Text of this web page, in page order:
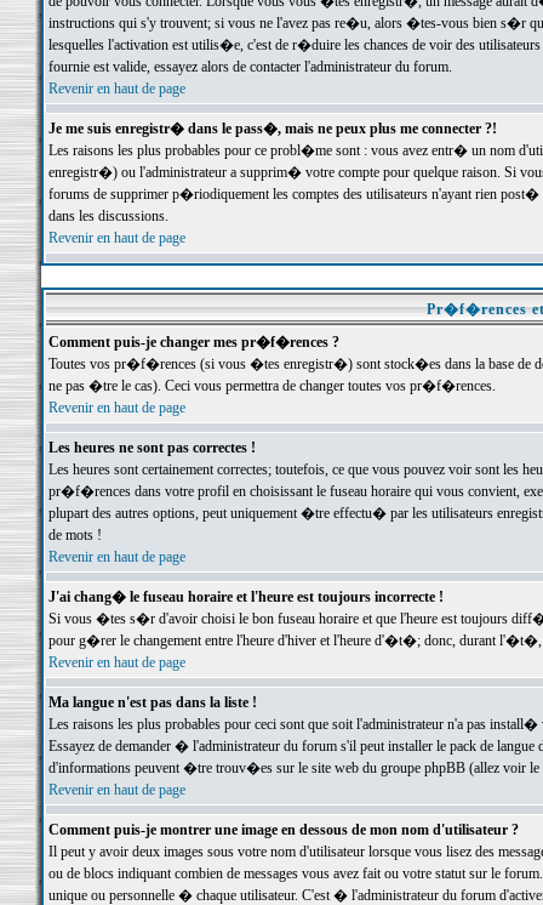
instructions qui s'y trouvent; si vous ne l'avez pas re�u, alors �tes-vous bien s�r
lesquelles l'activation est utilis�e, c'est de r�duire les chances de voir des
fournie est valide, essayez alors de contacter l'administrateur du forum.
Revenir en haut de page
Je me suis enregistr� dans le pass�, mais ne peux plus me connecter ?!
Les raisons les plus probables pour ce probl�me sont : vous avez entr� un nom
enregistr�) ou l'administrateur a supprim� votre compte pour quelque raison. Si
forums de supprimer p�riodiquement les comptes des utilisateurs n'ayant rien
dans les discussions.
Revenir en haut de page
Pr�f�rences
Comment puis-je changer mes pr�f�rences ?
Toutes vos pr�f�rences (si vous �tes enregistr�) sont stock�es dans la base de
ne pas �tre le cas). Ceci vous permettra de changer toutes vos pr�f�rences.
Revenir en haut de page
Les heures ne sont pas correctes !
Les heures sont certainement correctes; toutefois, ce que vous pouvez voir sont
pr�f�rences dans votre profil en choisissant le fuseau horaire qui vous convient,
plupart des autres options, peut uniquement �tre effectu� par les utilisateurs
de mots !
Revenir en haut de page
J'ai chang� le fuseau horaire et l'heure est toujours incorrecte !
Si vous �tes s�r d'avoir choisi le bon fuseau horaire et que l'heure est toujours
pour g�rer le changement entre l'heure d'hiver et l'heure d'�t�; donc, durant
Revenir en haut de page
Ma langue n'est pas dans la liste !
Les raisons les plus probables pour ceci sont que soit l'administrateur n'a pas
Essayez de demander � l'administrateur du forum s'il peut installer le pack de
d'informations peuvent �tre trouv�es sur le site web du groupe phpBB (allez voir le
Revenir en haut de page
Comment puis-je montrer une image en dessous de mon nom d'utilisateur ?
Il peut y avoir deux images sous votre nom d'utilisateur lorsque vous lisez des
ou de blocs indiquant combien de messages vous avez fait ou votre statut sur le
unique ou personnelle � chaque utilisateur. C'est � l'administrateur du forum